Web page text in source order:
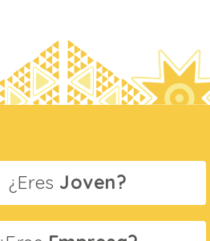
¿Eres Joven?